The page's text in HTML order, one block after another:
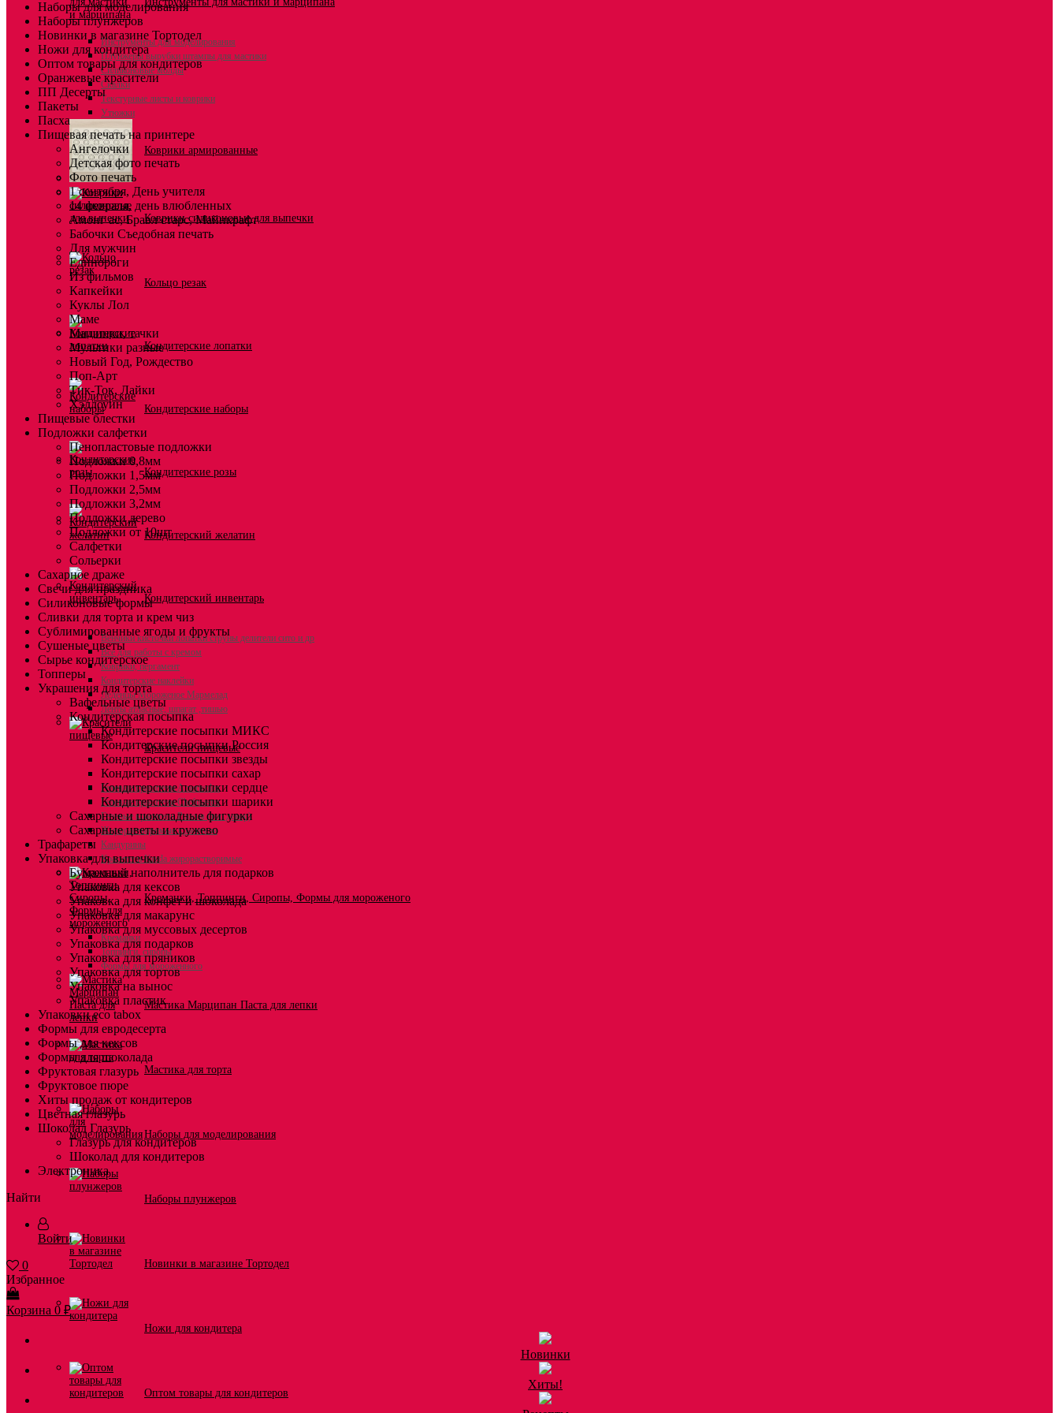
Инструменты для моделирования
Плунжеры вырубки штампы для мастики
Силиконовые молды
Скалки
Текстурные листы и коврики
Утюжки
Коврики армированные
Коврики силиконовые для выпечки
Кольцо резак
Кондитерские лопатки
Кондитерские наборы
Кондитерские розы
Кондитерский желатин
Кондитерский инвентарь
Венчики кисточки лопатки струны делители сито и др
Все для работы с кремом
Коврики, пергамент
Кондитерские наклейки
Леденцы Мороженое Мармелад
Ленты атласные, шпагат ,тишью
Красители пищевые
Гелевые красители Americolor
Гелевые красители Chefmaster
Гелевые красители Россия (топ декор)
Жирорастворимые красители
Кандурины
Красители Kreda жирорастворимые
Креманки, Топпинги, Сиропы, Формы для мороженого
Креманки
Топпинги, сиропы
Формы для мороженного
Мастика Марципан Паста для лепки
Мастика для торта
Наборы для моделирования
Наборы плунжеров
Новинки в магазине Тортодел
Ножи для кондитера
Оптом товары для кондитеров
Наборы для моделирования
Наборы плунжеров
Новинки в магазине Тортодел
Ножи для кондитера
Оптом товары для кондитеров
Оранжевые красители
ПП Десерты
Пакеты
Пасха
Пищевая печать на принтере
Ангелочки
Детская фото печать
Фото печать
1 сентября, День учителя
14 февраля, день влюбленных
Амонг ас, Бравл старс, Майнкрафт
Бабочки Съедобная печать
Для мужчин
Единороги
Из фильмов
Капкейки
Куклы Лол
Маме
Машинки, тачки
Мультики разные
Новый Год, Рождество
Поп-Арт
Тик-Ток, Лайки
Хэллоуин
Пищевые блестки
Подложки салфетки
Пенопластовые подложки
Подложки 0,8мм
Подложки 1,5мм
Подложки 2,5мм
Подложки 3,2мм
Подложки дерево
Подложки от 10шт
Салфетки
Сольерки
Сахарное драже
Свечи для праздника
Силиконовые формы
Сливки для торта и крем чиз
Сублимированные ягоды и фрукты
Сушеные цветы
Сырье кондитерское
Топперы
Украшения для торта
Вафельные цветы
Кондитерская посыпка
Кондитерские посыпки МИКС
Кондитерские посыпки Россия
Кондитерские посыпки звезды
Кондитерские посыпки сахар
Кондитерские посыпки сердце
Кондитерские посыпки шарики
Сахарные и шоколадные фигурки
Сахарные цветы и кружево
Трафареты
Упаковка для выпечки
Бумажный наполнитель для подарков
Упаковка для кексов
Упаковка для конфет и шоколада
Упаковка для макарунс
Упаковка для муссовых десертов
Упаковка для подарков
Упаковка для пряников
Упаковка для тортов
Упаковка на вынос
Упаковка пластик
Упаковки eco tabox
Формы для евродесерта
Формы для кексов
Формы для шоколада
Фруктовая глазурь
Фруктовое пюре
Хиты продаж от кондитеров
Цветная глазурь
Шоколад Глазурь
Глазурь для кондитеров
Шоколад для кондитеров
Электроника
Найти
Войти
0
Избранное
Корзина 0 ₽
Новинки
Хиты!